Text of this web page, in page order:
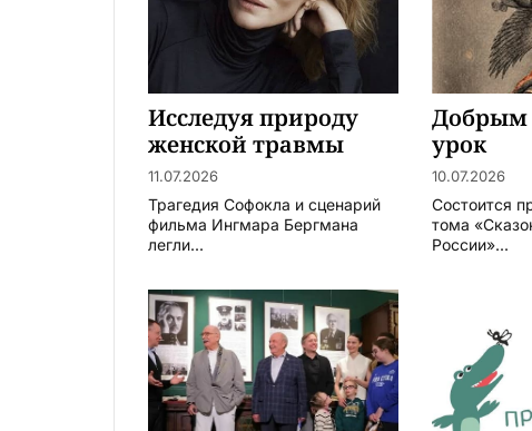
Исследуя природу
женской травмы
11.07.2026
Трагедия Софокла и сценарий
фильма Ингмара Бергмана
легли...
Добрым
урок
10.07.2026
Состоится
тома
России»...